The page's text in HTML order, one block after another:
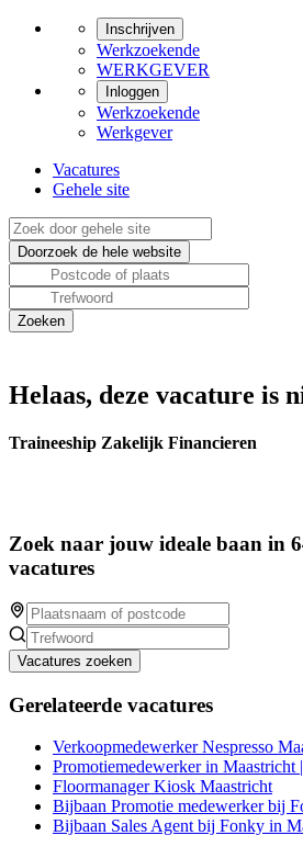
Inschrijven
Werkzoekende
WERKGEVER
Inloggen
Werkzoekende
Werkgever
Vacatures
Gehele site
Helaas, deze vacature is
Traineeship Zakelijk Financieren
Zoek naar jouw ideale baan in
vacatures
Vacatures zoeken
Gerelateerde vacatures
Verkoopmedewerker Nespresso
Promotiemedewerker in Maastricht
Floormanager Kiosk Maastricht
Bijbaan Promotie medewerker bij
Bijbaan Sales Agent bij Fonky in